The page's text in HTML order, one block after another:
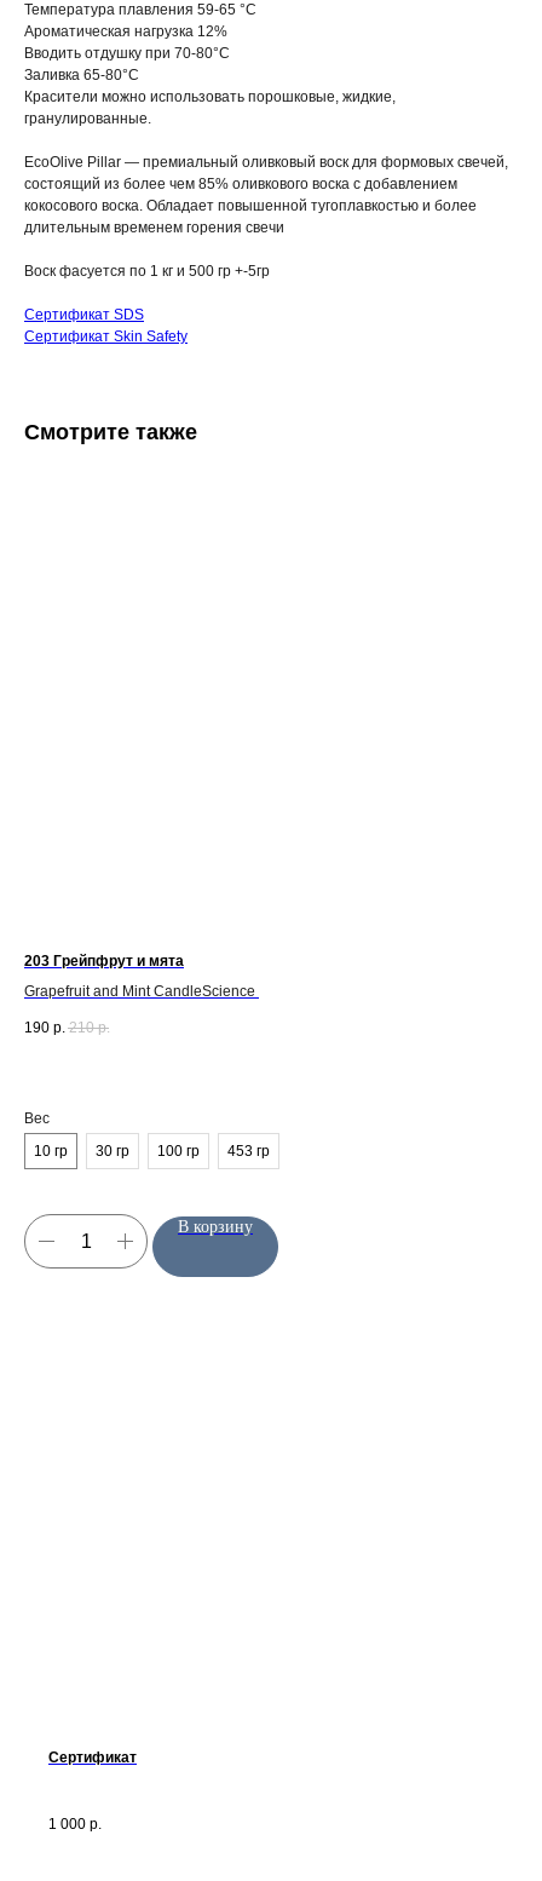
Температура плавления 59-65 °C
Ароматическая нагрузка 12%
Вводить отдушку при 70-80°C
Заливка 65-80°C
Красители можно использовать порошковые, жидкие,
гранулированные.
EcoOlive Pillar — премиальный оливковый воск для формовых свечей,
состоящий из более чем 85% оливкового воска с добавлением
кокосового воска. Обладает повышенной тугоплавкостью и более
длительным временем горения свечи
Воск фасуется по 1 кг и 500 гр +-5гр
Сертификат SDS
Сертификат Skin Safety
Смотрите также
203 Грейпфрут и мята
Grapefruit and Mint CandleScience
190 р. 210 р.
Вес
10 гр
30 гр 100 гр 453 гр
В корзину
Сертификат
1 000 р.